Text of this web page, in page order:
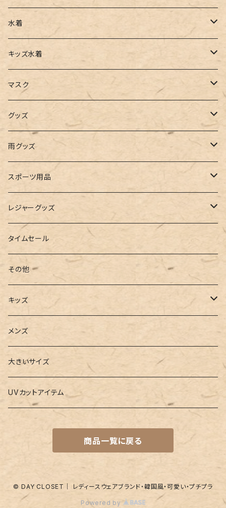
チュニック
タンクトップ
キャミソール
インナー
ビスチェ
カーゴパンツ
サロペット
ガウチョ
レギンス
その他
オールインワン
サンダル
スニーカー
フラットシューズ
レインシューズ
レースアップ
ルームシューズ
インソール
ローファー
ショルダー
バックパック
カゴバッグ
エコバッグ
リュック
ハンドバッグ
ボストンバッグ
その他
水着
ワンピース
ビキニ
ワンショルダー
オフショルダー
バンドゥ
タンキニ
キャミキニ
フィットネス
2点セット
3点セット
4点セット
5点セット
水着関連商品
レギンス
キッズ水着
女の子
男の子
ユニセックス
マスク
アクセサリー
マスクケース
グッズ
帽子
ストール・マフラー
手袋
ポーチ
パスケース
ウォレット
カードケース
キーケース
メガネチェーン
アームカバー
ネイルグッズ
雨グッズ
レインコート
スポーツ用品
トレーニング・スポーツウェア
トレーニンググッズ
ヨガウェア
ヨガソックス
ヨガグッズ
ヨガマット
レジャーグッズ
ビーチグッズ
タイムセール
その他
キッズ
Girls
水着
バレー
Boys
水着
グッズ
メンズ
大きいサイズ
UVカットアイテム
商品一覧に戻る
© DAY CLOSET｜ レディースウェアブランド・韓国風・可愛い・プチプラ
Powered by